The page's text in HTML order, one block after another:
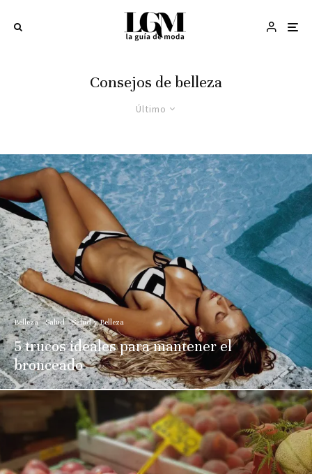
Consejos de belleza
Último
Belleza Salud Salud y Belleza
5 trucos ideales para mantener el
bronceado